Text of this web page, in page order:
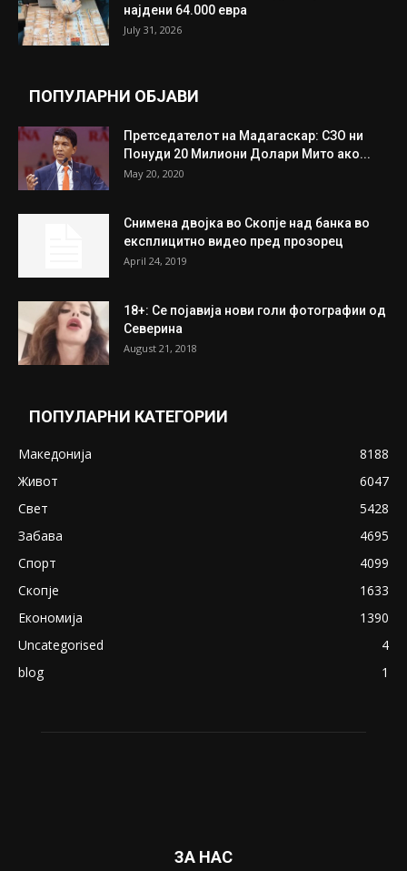
најдени 64.000 евра
July 31, 2026
ПОПУЛАРНИ ОБЈАВИ
Претседателот на Мадагаскар: СЗО ни
Понуди 20 Милиони Долари Мито ако...
May 20, 2020
Снимена двојка во Скопје над банка во
експлицитно видео пред прозорец
April 24, 2019
18+: Се појавија нови голи фотографии од
Северина
August 21, 2018
ПОПУЛАРНИ КАТЕГОРИИ
Македонија
8188
Живот
6047
Свет
5428
Забава
4695
Спорт
4099
Скопје
1633
Економија
1390
Uncategorised
4
blog
1
ЗА НАС